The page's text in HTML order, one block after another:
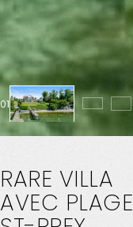
01
RARE VILLA
AVEC PLAGE